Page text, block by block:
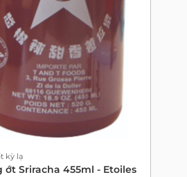
kỳ lạ
ớt Sriracha 455ml - Etoiles